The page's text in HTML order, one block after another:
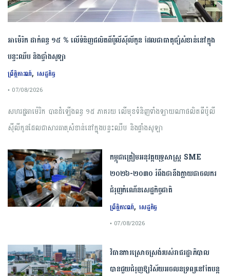
អាម៉េរិក ដាក់ពន្ធ ១៥ % លើទំនិញផលិតពីប៉ូលីស៊ីលីកូន ដែលជាធាតុផ្សំសំខាន់នៅក្នុង
បន្ទះឈីប និងផ្ទាំងសូឡា
ព្រឹត្តិការណ៍, សេដ្ឋកិច្ច
• 07/08/2026
សហរដ្ឋអាម៉េរិក បានដំឡើងពន្ធ ១៥ ភាគរយ លើមុខទំនិញទាំងឡាយណាផលិតពីប៉ូលី
ស៊ីលីកូនដែលជាសារធាតុសំខាន់នៅក្នុងបន្ទះឈីប និងផ្ទាំងសូឡា
កម្ពុជា​ត្រៀមអនុវត្ត​យុទ្ធសាស្ត្រ​ ​SME​ ​
២០២៦​-​២០៣០​ រំពឹងថានឹងក្លាយ​ជា​ចលករ​
ជំរុញ​កំណើន​សេដ្ឋកិច្ច​ជាតិ​
ព្រឹត្តិការណ៍, សេដ្ឋកិច្ច
• 07/08/2026
វិធានការស្រោចស្រង់របស់រាជរដ្ឋាភិបាល​
បាន​ជួយ​ជំរុញឱ្យវិស័យ​អចលនទ្រព្យនៅតែបន្ត​